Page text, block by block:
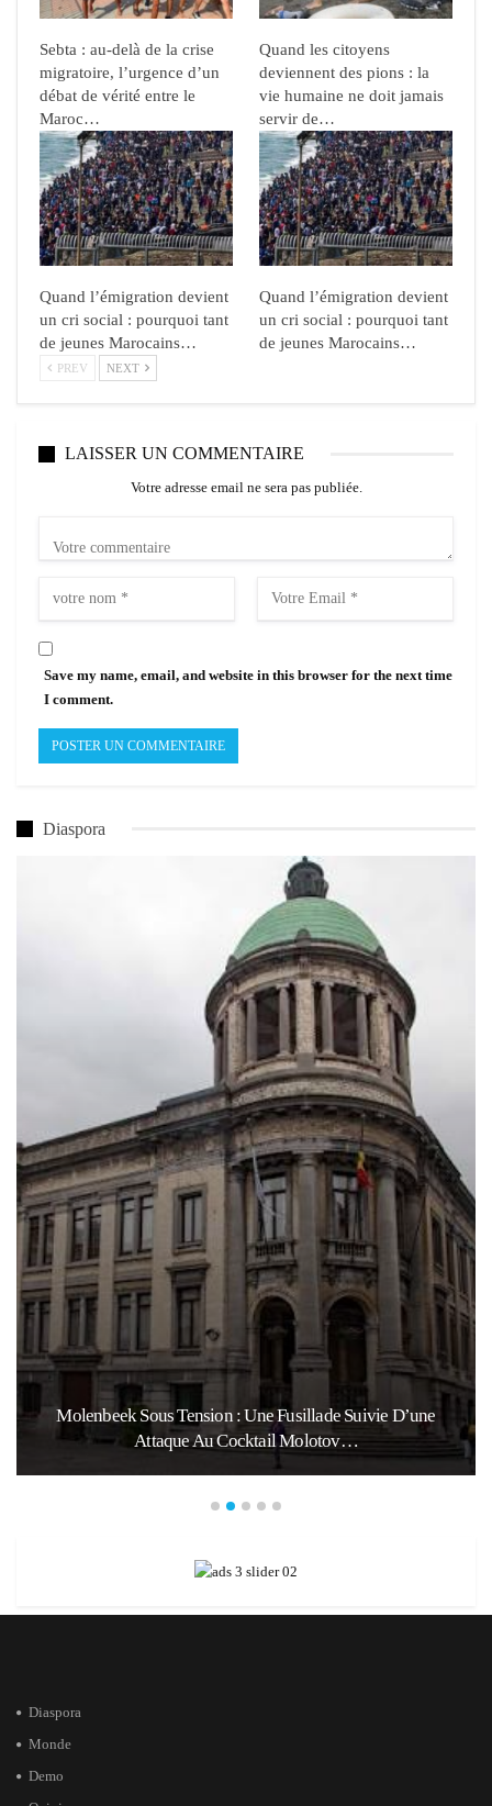
Sebta : au-delà de la crise
migratoire, l’urgence d’un
débat de vérité entre le
Maroc…
Quand les citoyens
deviennent des pions : la
vie humaine ne doit jamais
servir de…
Quand l’émigration devient
un cri social : pourquoi tant
de jeunes Marocains…
Quand l’émigration devient
un cri social : pourquoi tant
de jeunes Marocains…
PREV NEXT
LAISSER UN COMMENTAIRE
Votre adresse email ne sera pas publiée.
Save my name, email, and website in this browser for the next time
I comment.
Diaspora
Molenbeek Sous Tension : Une Fusillade Suivie D’une
Attaque Au Cocktail Molotov…
Diaspora
Monde
Demo